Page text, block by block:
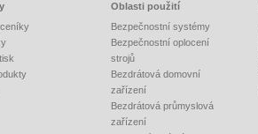
Oblasti použití
Bezpečnostní systémy
Bezpečnostní oplocení
strojů
Bezdrátová domovní
zařízení
Bezdrátová průmyslová
zařízení